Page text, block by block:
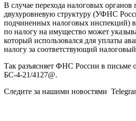
В случае перехода налоговых
двухуровневую структуру (УФНС
подчиненных налоговых инспекций)
по налогу на имущество может
который использовался для уплаты
налогу за соответствующий
Так разъясняет ФНС России в письме
БС-4-21/4127@.
Следите за нашими новостями